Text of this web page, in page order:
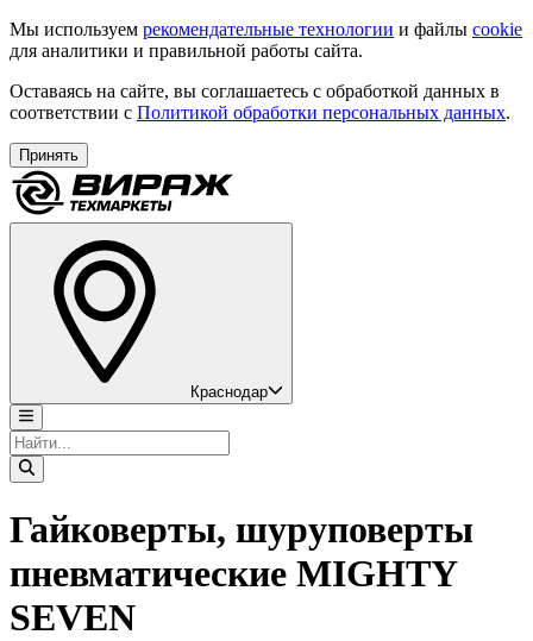
Мы используем рекомендательные технологии и файлы cookie
для аналитики и правильной работы сайта.
Оставаясь на сайте, вы соглашаетесь с обработкой данных в
соответствии с Политикой обработки персональных данных.
Принять
Краснодар
Гайковерты, шуруповерты
пневматические MIGHTY
SEVEN